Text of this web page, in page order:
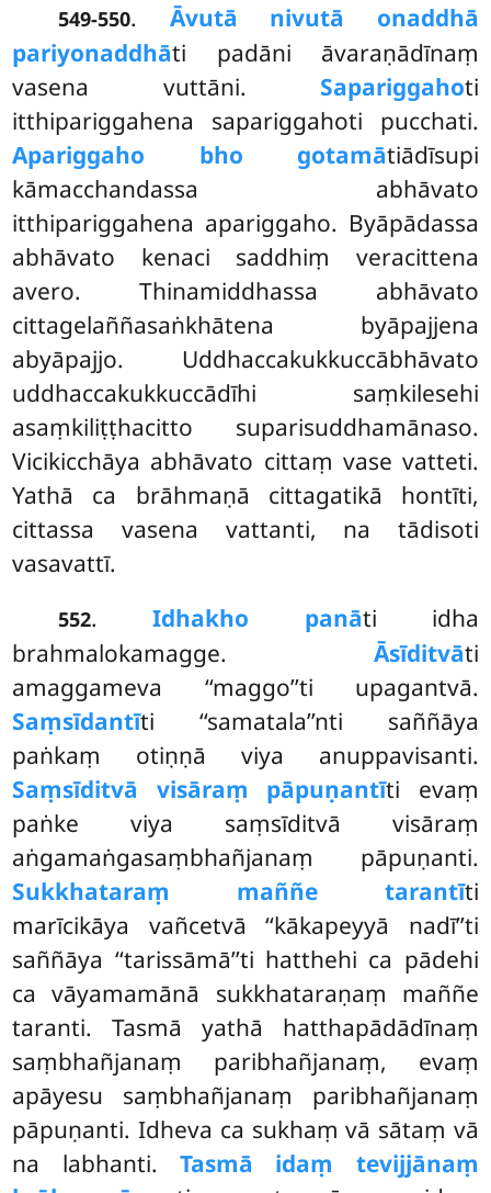
549-550. Āvutā nivutā onaddhā
pariyonaddhāti padāni āvaraṇādīnaṃ
vasena vuttāni. Sapariggahoti
itthipariggahena sapariggahoti pucchati.
Apariggaho bho gotamātiādīsupi
kāmacchandassa abhāvato
itthipariggahena apariggaho. Byāpādassa
abhāvato kenaci saddhiṃ veracittena
avero. Thinamiddhassa abhāvato
cittagelaññasaṅkhātena byāpajjena
abyāpajjo. Uddhaccakukkuccābhāvato
uddhaccakukkuccādīhi saṃkilesehi
asaṃkiliṭṭhacitto suparisuddhamānaso.
Vicikicchāya abhāvato cittaṃ vase vatteti.
Yathā ca brāhmaṇā cittagatikā hontīti,
cittassa vasena vattanti, na tādisoti
vasavattī.
552.Idhakho panāti idha
brahmalokamagge. Āsīditvāti
amaggameva ‘‘maggo’’ti upagantvā.
Saṃsīdantīti ‘‘samatala’’nti saññāya
paṅkaṃ otiṇṇā viya anuppavisanti.
Saṃsīditvā visāraṃ pāpuṇantīti evaṃ
paṅke viya saṃsīditvā visāraṃ
aṅgamaṅgasaṃbhañjanaṃ pāpuṇanti.
Sukkhataraṃ maññe tarantīti
marīcikāya vañcetvā ‘‘kākapeyyā nadī’’ti
saññāya ‘‘tarissāmā’’ti hatthehi ca pādehi
ca vāyamamānā sukkhataraṇaṃ maññe
taranti. Tasmā yathā hatthapādādīnaṃ
saṃbhañjanaṃ paribhañjanaṃ, evaṃ
apāyesu saṃbhañjanaṃ paribhañjanaṃ
pāpuṇanti. Idheva ca sukhaṃ vā sātaṃ vā
na labhanti. Tasmā idaṃ tevijjānaṃ